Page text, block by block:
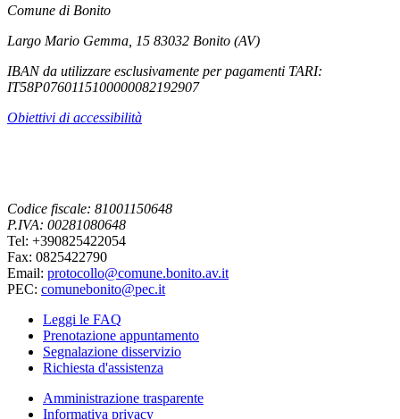
Comune di Bonito
Largo Mario Gemma, 15 83032 Bonito (AV)
IBAN da utilizzare esclusivamente per pagamenti TARI:
IT58P0760115100000082192907
Obiettivi di accessibilità
Codice fiscale: 81001150648
P.IVA: 00281080648
Tel: +390825422054
Fax: 0825422790
Email: protocollo@comune.bonito.av.it
PEC: comunebonito@pec.it
Leggi le FAQ
Prenotazione appuntamento
Segnalazione disservizio
Richiesta d'assistenza
Amministrazione trasparente
Informativa privacy